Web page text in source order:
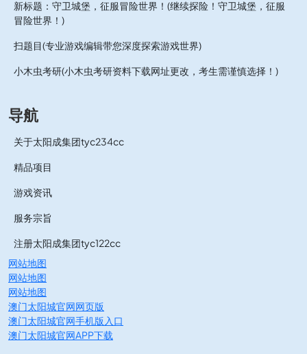
新标题：守卫城堡，征服冒险世界！(继续探险！守卫城堡，征服
冒险世界！)
扫题目(专业游戏编辑带您深度探索游戏世界)
小木虫考研(小木虫考研资料下载网址更改，考生需谨慎选择！)
导航
关于太阳成集团tyc234cc
精品项目
游戏资讯
服务宗旨
注册太阳成集团tyc122cc
网站地图
网站地图
网站地图
澳门太阳城官网网页版
澳门太阳城官网手机版入口
澳门太阳城官网APP下载